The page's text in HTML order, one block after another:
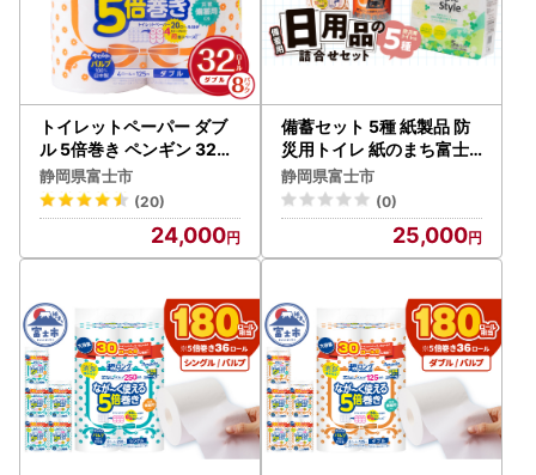
トイレットペーパー ダブ
ル 5倍巻き ペンギン 32ロ
ールトイレット[sf002-0
70]
静岡県富士市
(20)
24,000
備蓄セット 5種 紙製品 防
災用トイレ 紙のまち富士
市 備蓄用 日用品 詰合せ セ
ット ダンボール簡易トイ
レ ウエットティッシュ 6
倍巻きトイレットペーパー
ペーパータオル ティッシ
災 備蓄 消耗品 生活用品 富
士市 [sf002-416]
静岡県富士市
(0)
25,000